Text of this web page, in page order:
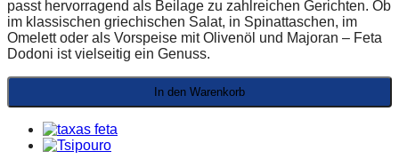
passt hervorragend als Beilage zu zahlreichen Gerichten. Ob
im klassischen griechischen Salat, in Spinattaschen, im
Omelett oder als Vorspeise mit Olivenöl und Majoran – Feta
Dodoni ist vielseitig ein Genuss.
In den Warenkorb